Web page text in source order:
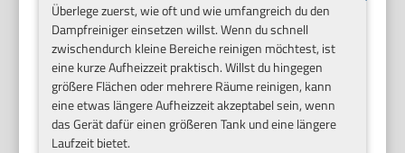
Überlege zuerst, wie oft und wie umfangreich du den
Dampfreiniger einsetzen willst. Wenn du schnell
zwischendurch kleine Bereiche reinigen möchtest, ist
eine kurze Aufheizzeit praktisch. Willst du hingegen
größere Flächen oder mehrere Räume reinigen, kann
eine etwas längere Aufheizzeit akzeptabel sein, wenn
das Gerät dafür einen größeren Tank und eine längere
Laufzeit bietet.